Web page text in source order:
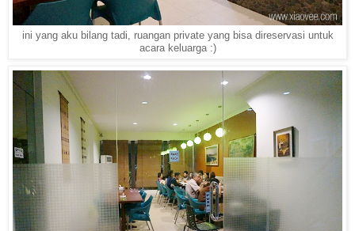
ini yang aku bilang tadi, ruangan private yang bisa direservasi untuk
acara keluarga :)